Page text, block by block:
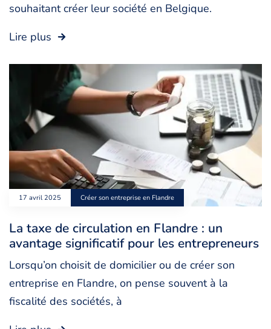
souhaitant créer leur société en Belgique.
Lire plus
17 avril 2025 Créer son entreprise en Flandre
La taxe de circulation en Flandre : un
avantage significatif pour les entrepreneurs
Lorsqu’on choisit de domicilier ou de créer son
entreprise en Flandre, on pense souvent à la
fiscalité des sociétés, à